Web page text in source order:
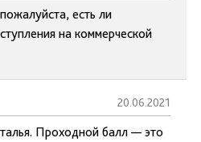
есть ли
на коммерческой
20.06.2021
Проходной балл — это